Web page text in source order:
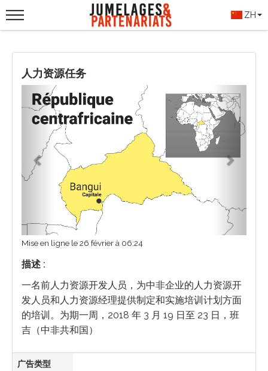
ZH
人力资源任务
Previous Next
Mise en ligne le 26 février à 06:24
描述 :
一名前人力资源开发人员，为中非企业的人力资源开
发人员和人力资源经理提供制定和实施培训计划方面
的培训。为期一周，2018 年 3 月 19 日至 23 日，班
吉（中非共和国）
广告类型